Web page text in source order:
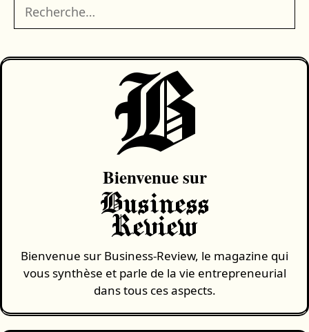
B
Bienvenue sur
Business
Review
Bienvenue sur Business-Review, le magazine qui
vous synthèse et parle de la vie entrepreneurial
dans tous ces aspects.